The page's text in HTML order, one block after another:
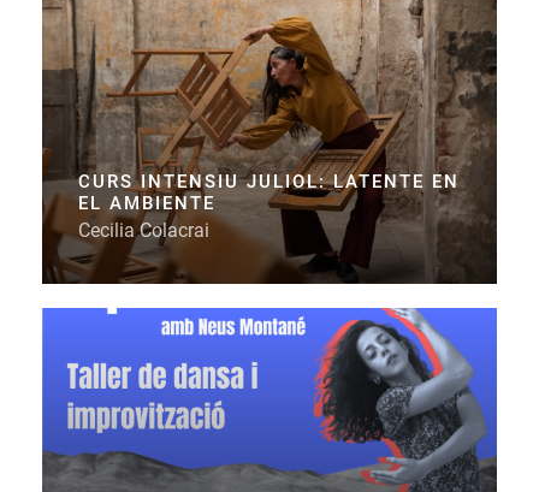
CURS INTENSIU JULIOL: LATENTE EN
EL AMBIENTE
Cecilia Colacrai